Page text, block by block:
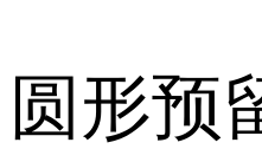
圆形预